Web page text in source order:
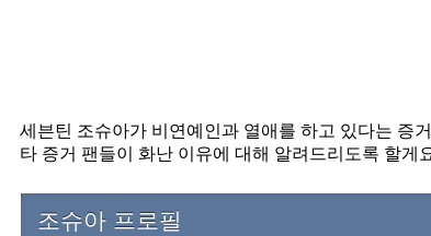
세븐틴 조슈아가 비연예인과 열애를 하고 있다는 증
타 증거 팬들이 화난 이유에 대해 알려드리도록 할게
조슈아 프로필